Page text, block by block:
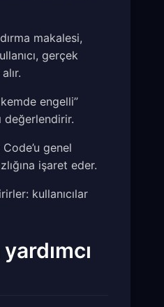
makalesi,
gerçek
engelli”
değerlendirir.
genel
işaret eder.
kullanıcılar